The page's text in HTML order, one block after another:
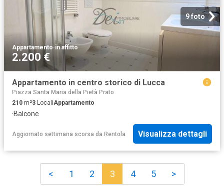
9 foto
Appartamento·in affitto
2.200 €
Appartamento in centro storico di Lucca
Piazza Santa Maria della Pietà Prato
210 m²3 LocaliAppartamento
·Balcone
Aggiornato settimana scorsa da Rentola Visualizza dettagli
< 1 2 3 4 5 >